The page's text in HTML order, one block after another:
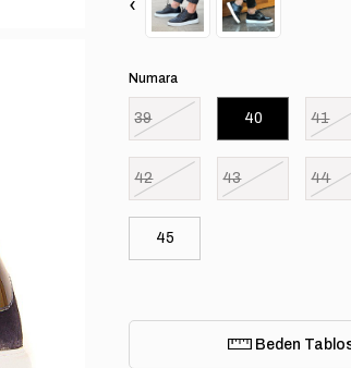
‹
Numara
39 40 41
42 43 44
45
Beden